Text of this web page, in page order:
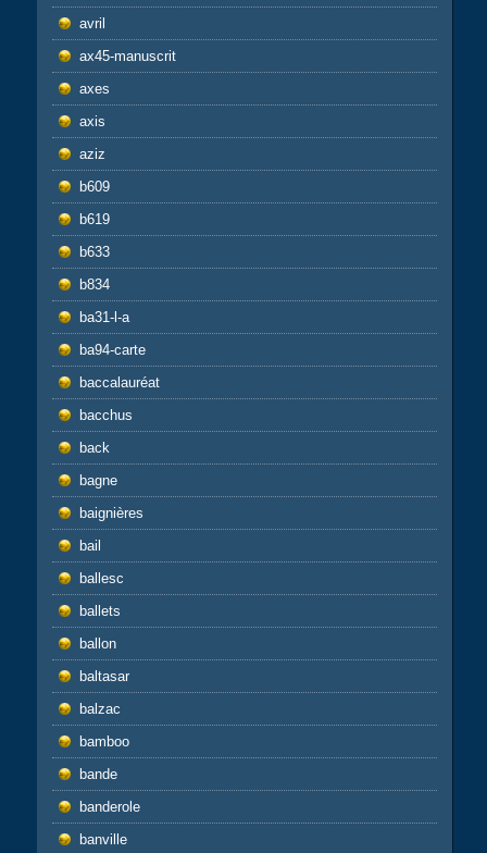
avril
ax45-manuscrit
axes
axis
aziz
b609
b619
b633
b834
ba31-l-a
ba94-carte
baccalauréat
bacchus
back
bagne
baignières
bail
ballesc
ballets
ballon
baltasar
balzac
bamboo
bande
banderole
banville